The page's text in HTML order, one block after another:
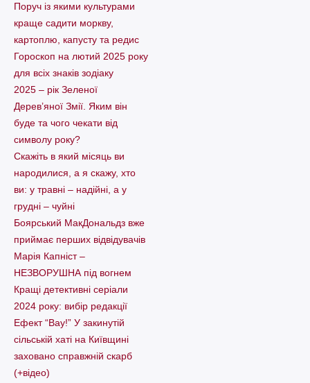
Поруч із якими культурами
краще садити моркву,
картоплю, капусту та редис
Гороскоп на лютий 2025 року
для всіх знаків зодіаку
2025 – рік Зеленої
Дерев’яної Змії. Яким він
буде та чого чекати від
символу року?
Скажіть в який місяць ви
народилися, а я скажу, хто
ви: у травні – надійні, а у
грудні – чуйні
Боярський МакДональдз вже
приймає перших відвідувачів
Марія Капніст –
НЕЗВОРУШНА під вогнем
Кращі детективні серіали
2024 року: вибір редакції
Ефект “Вау!” У закинутій
сільській хаті на Київщині
заховано справжній скарб
(+відео)